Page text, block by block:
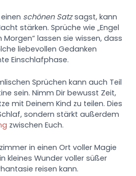
schönen Satzsagst, kann
stärken. Sprüche wie „Engel
lassen sie wissen, dass
liebevollen Gedanken
Einschlafphase.
Sprüchen kann auch Teil
sein. Nimm Dir bewusst Zeit,
mit Deinem Kind zu teilen. Dies
sondern stärkt außerdem
zwischen Euch.
in einen Ort voller Magie
kleines Wunder voller süßer
reisen kann.